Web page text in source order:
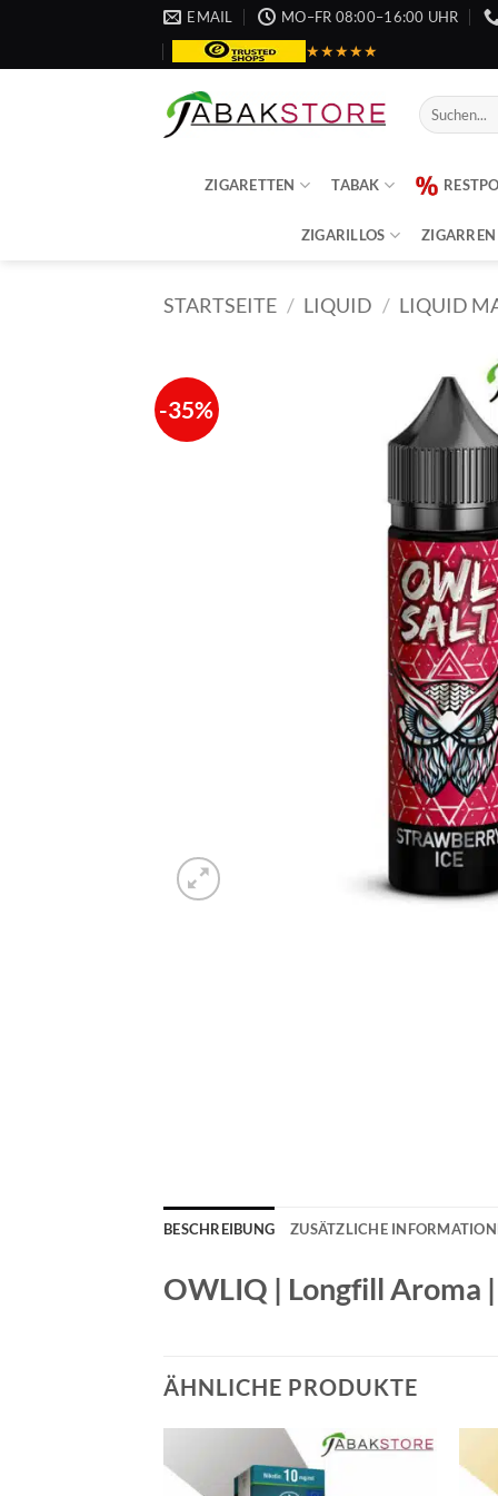
springen
EMAIL MO–FR 08:00–16:00 UHR
★★★★★
Suche
nach:
ZIGARETTEN TABAK
ZIGARILLOS ZIGARREN
STARTSEITE / LIQUID / LIQUID
-35%
BESCHREIBUNG ZUSÄTZLICHE
OWLIQ | Longfill Aroma
ÄHNLICHE PRODUKTE